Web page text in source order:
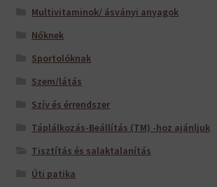
Multivitaminok/ ásványi anyagok
Nőknek
Sportolóknak
Szem/látás
Szív és érrendszer
Táplálkozás-Beállítás (TM) -hoz ajánljuk
Tisztítás és salaktalanítás
Úti patika